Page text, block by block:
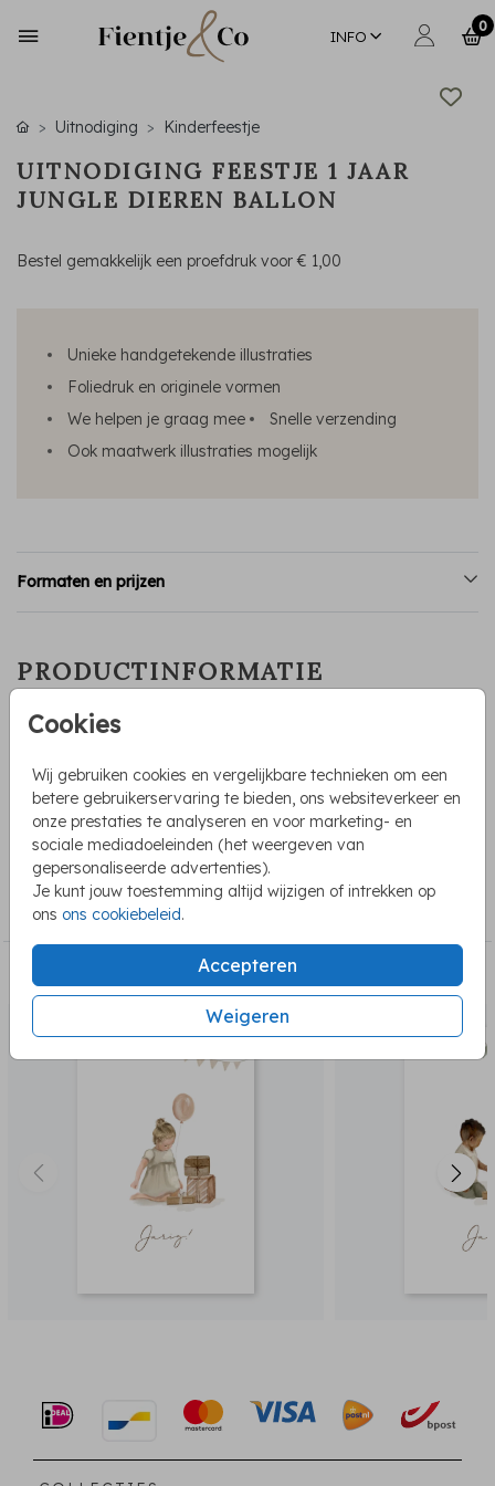
INFO
0
Cookies
Wij gebruiken cookies en vergelijkbare technieken om een
betere gebruikerservaring te bieden, ons websiteverkeer en
onze prestaties te analyseren en voor marketing- en
sociale mediadoeleinden (het weergeven van
gepersonaliseerde advertenties).
Je kunt jouw toestemming altijd wijzigen of intrekken op
ons ons cookiebeleid.
Accepteren
Weigeren
Uitnodiging Kinderfeestje
UITNODIGING FEESTJE 1 JAAR
JUNGLE DIEREN BALLON
Bestel gemakkelijk een proefdruk voor€ 1,00
Unieke handgetekende illustraties
Foliedruk en originele vormen
We helpen je graag mee
Snelle verzending
Ook maatwerk illustraties mogelijk
Formaten en prijzen
PRODUCTINFORMATIE
OMSCHRIJVING
Op dit kaartje staat een giraffe, een zebra en een klein
aapje met een ballon. Je kunt deze uitnodiging zelf
aanpassen en bewerken.
COLLECTIE
Kinderfeestje
BEKIJK OOK